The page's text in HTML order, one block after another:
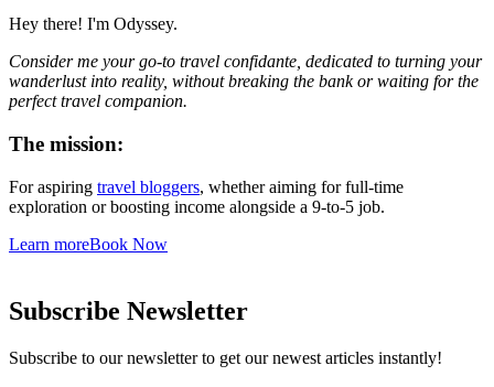
Hey there! I'm Odyssey.
Consider me your go-to travel confidante, dedicated to turning your
wanderlust into reality, without breaking the bank or waiting for the
perfect travel companion.
The mission:
For aspiring travel bloggers, whether aiming for full-time
exploration or boosting income alongside a 9-to-5 job.
Learn moreBook Now
Subscribe Newsletter
Subscribe to our newsletter to get our newest articles instantly!